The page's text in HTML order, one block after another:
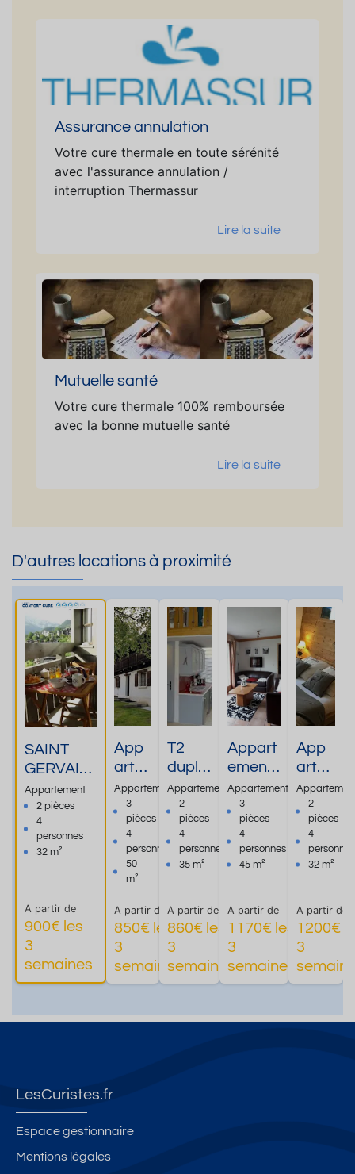
Assurance annulation
Votre cure thermale en toute sérénité
avec l'assurance annulation /
interruption Thermassur
Lire la suite
Mutuelle santé
Votre cure thermale 100% remboursée
avec la bonne mutuelle santé
Lire la suite
D'autres locations à proximité
SAINT
GERVAIS
LES
BAINS
app T2
classé3*
proche
centre 5
minutes
en voiture
Appartement
2 pièces
4
personnes
32 m²
A partir de
900€ les
3
semaines
Plus
d'informations
App
arte
ment
de
50
m2
pour
onne
s en
rez
de
n
Appartement
3
pièces
4
personnes
50
m²
A partir de
850€ les
3
semaines
d'informations
T2
duple
x à
Saint-
Gerva
is Les
Bains
dans
le
parc
therm
Appartement
2
pièces
4
personnes
35 m²
A partir de
860€ les
3
semaines
Plus
d'informations
Appart
ement
dans
résiden
ce de
standin
g
classé
e
meublé
de
e
Appartement
3
pièces
4
personnes
45 m²
A partir de
1170€ les
3
semaines
App
arte
ment
coco
onin
g 3***
- 2
avec
jardi
n
priva
2
pièces
4
personnes
32 m²
A partir de
1200€
3
LesCuristes.fr
Espace gestionnaire
Mentions légales